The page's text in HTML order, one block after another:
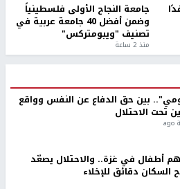
جامعة النجاح الأولى فلسطينياً
وضمن أفضل 40 جامعة عربية في
تصنيف "ويبومتركس"
منذ 2 ساعة
بين حق الدفاع عن النفس وواقع
تحت الاحتلال
أطفال في غزة.. والاحتلال يصعّد
السكان دقائق للإخلاء